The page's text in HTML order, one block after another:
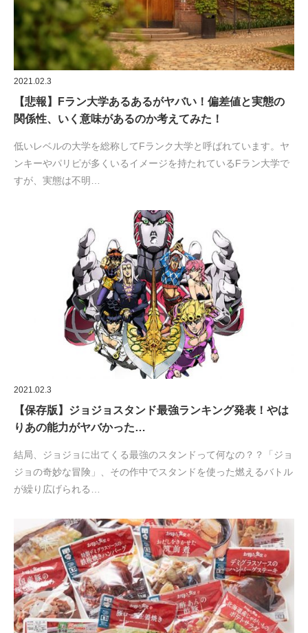
2021.02.3
【悲報】Fラン大学あるあるがヤバい！偏差値と実態の
関係性、いく意味があるのか考えてみた！
低いレベルの大学を総称してFランク大学と呼ばれています。ヤ
ンキーやパリピが多くいるイメージを持たれているFラン大学で
すが、実態は不明…
2021.02.3
【保存版】ジョジョスタンド最強ランキング発表！やは
りあの能力がヤバかった…
結局、ジョジョに出てくる最強のスタンドって何なの？？「ジョ
ジョの奇妙な冒険」、その作中でスタンドを使った燃えるバトル
が繰り広げられる…